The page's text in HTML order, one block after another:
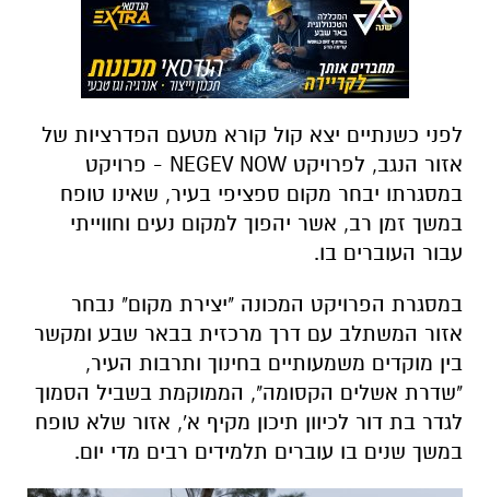
לפני כשנתיים יצא קול קורא מטעם הפדרציות של
אזור הנגב, לפרויקט NEGEV NOW - פרויקט
במסגרתו יבחר מקום ספציפי בעיר, שאינו טופח
במשך זמן רב, אשר יהפוך למקום נעים וחווייתי
עבור העוברים בו.
במסגרת הפרויקט המכונה "יצירת מקום" נבחר
אזור המשתלב עם דרך מרכזית בבאר שבע ומקשר
בין מוקדים משמעותיים בחינוך ותרבות העיר,
"שדרת אשלים הקסומה", הממוקמת בשביל הסמוך
לגדר בת דור לכיוון תיכון מקיף א', אזור שלא טופח
במשך שנים בו עוברים תלמידים רבים מדי יום.